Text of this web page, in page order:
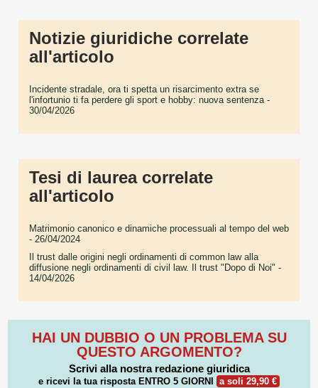
Notizie giuridiche correlate
all'articolo
Incidente stradale, ora ti spetta un risarcimento extra se
l'infortunio ti fa perdere gli sport e hobby: nuova sentenza -
30/04/2026
Tesi di laurea correlate
all'articolo
Matrimonio canonico e dinamiche processuali al tempo del web
- 26/04/2024
Il trust dalle origini negli ordinamenti di common law alla
diffusione negli ordinamenti di civil law. Il trust "Dopo di Noi" -
14/04/2026
HAI UN DUBBIO O UN PROBLEMA SU
QUESTO ARGOMENTO?
Scrivi alla nostra redazione giuridica
e ricevi la tua risposta ENTRO 5 GIORNI a soli 29,90 €